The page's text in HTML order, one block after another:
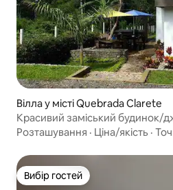
Вілла у місті Quebrada Clarete
Красивий заміський будинок/
Розташування · Ціна/якість ·
Вибір гостей
Вибір гостей